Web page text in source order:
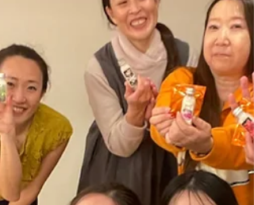
新年からぜひ新しいこと初めて見ませんか😍！？
いつでも無料体験レッスンお待ちしてますっ💗
になる方は、 HPかDMでぜひぜひお問い合わせく
ださい💗 🌺1月スケジュール🌺 January schedule
❤️ 木曜日 Thursday 1/11, 1/18,...